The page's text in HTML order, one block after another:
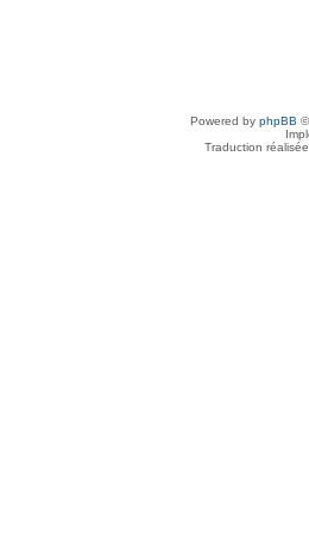
Powered by phpBB
Traduction